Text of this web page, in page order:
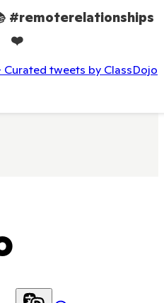
#remoterelationships
❤️
tweets by ClassDojo